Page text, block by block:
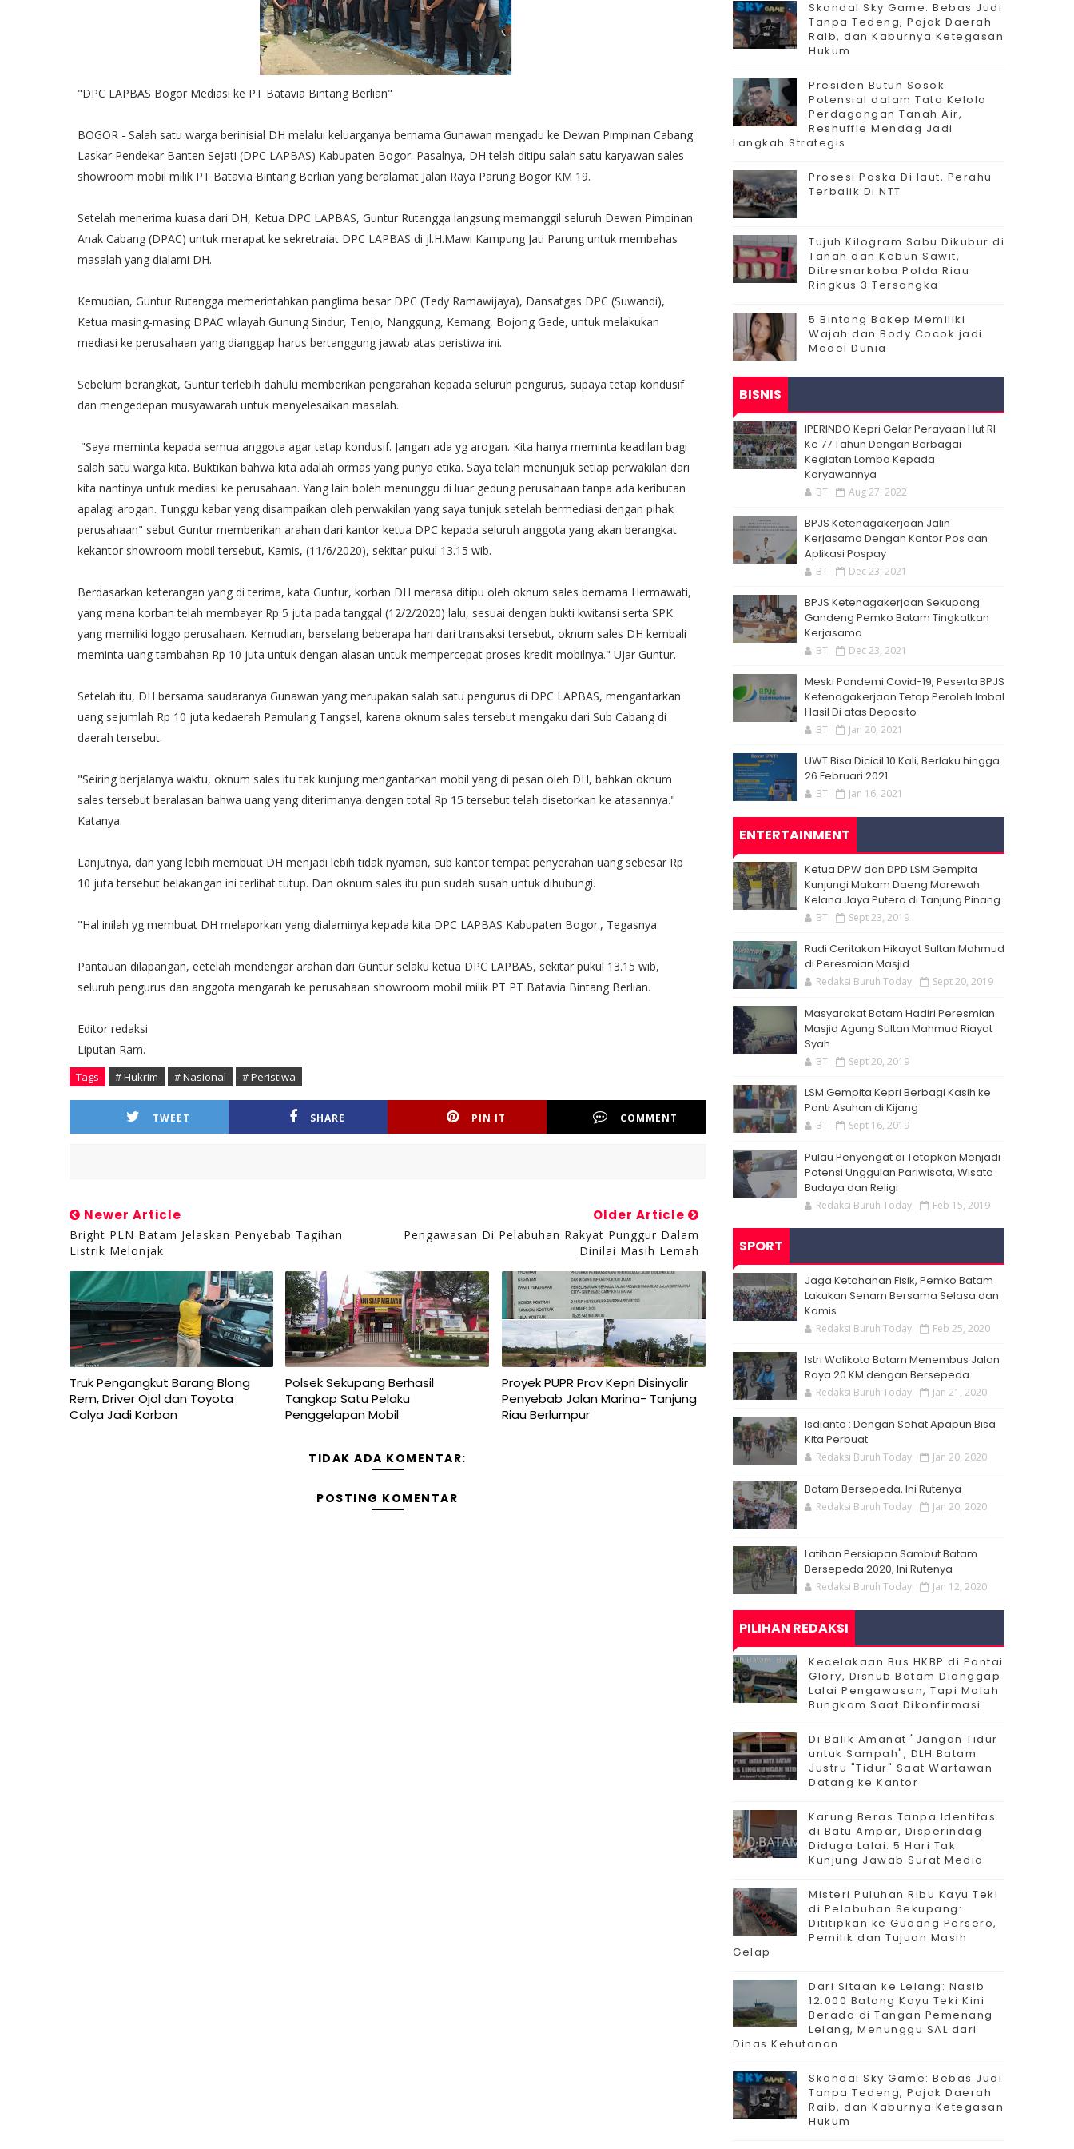
"DPC LAPBAS Bogor Mediasi ke PT Batavia Bintang Berlian"
BOGOR - Salah satu warga berinisial DH melalui keluarganya bernama Gunawan mengadu ke Dewan Pimpinan Cabang
Laskar Pendekar Banten Sejati (DPC LAPBAS) Kabupaten Bogor. Pasalnya, DH telah ditipu salah satu karyawan sales
showroom mobil milik PT Batavia Bintang Berlian yang beralamat Jalan Raya Parung Bogor KM 19.
Setelah menerima kuasa dari DH, Ketua DPC LAPBAS, Guntur Rutangga langsung memanggil seluruh Dewan Pimpinan
Anak Cabang (DPAC) untuk merapat ke sekretraiat DPC LAPBAS di jl.H.Mawi Kampung Jati Parung untuk membahas
masalah yang dialami DH.
Kemudian, Guntur Rutangga memerintahkan panglima besar DPC (Tedy Ramawijaya), Dansatgas DPC (Suwandi),
Ketua masing-masing DPAC wilayah Gunung Sindur, Tenjo, Nanggung, Kemang, Bojong Gede, untuk melakukan
mediasi ke perusahaan yang dianggap harus bertanggung jawab atas peristiwa ini.
Sebelum berangkat, Guntur terlebih dahulu memberikan pengarahan kepada seluruh pengurus, supaya tetap kondusif
dan mengedepan musyawarah untuk menyelesaikan masalah.
"Saya meminta kepada semua anggota agar tetap kondusif. Jangan ada yg arogan. Kita hanya meminta keadilan bagi
salah satu warga kita. Buktikan bahwa kita adalah ormas yang punya etika. Saya telah menunjuk setiap perwakilan dari
kita nantinya untuk mediasi ke perusahaan. Yang lain boleh menunggu di luar gedung perusahaan tanpa ada keributan
apalagi arogan. Tunggu kabar yang disampaikan oleh perwakilan yang saya tunjuk setelah bermediasi dengan pihak
perusahaan" sebut Guntur memberikan arahan dari kantor ketua DPC kepada seluruh anggota yang akan berangkat
kekantor showroom mobil tersebut, Kamis, (11/6/2020), sekitar pukul 13.15 wib.
Berdasarkan keterangan yang di terima, kata Guntur, korban DH merasa ditipu oleh oknum sales bernama Hermawati,
yang mana korban telah membayar Rp 5 juta pada tanggal (12/2/2020) lalu, sesuai dengan bukti kwitansi serta SPK
yang memiliki loggo perusahaan. Kemudian, berselang beberapa hari dari transaksi tersebut, oknum sales DH kembali
meminta uang tambahan Rp 10 juta untuk dengan alasan untuk mempercepat proses kredit mobilnya." Ujar Guntur.
Setelah itu, DH bersama saudaranya Gunawan yang merupakan salah satu pengurus di DPC LAPBAS, mengantarkan
uang sejumlah Rp 10 juta kedaerah Pamulang Tangsel, karena oknum sales tersebut mengaku dari Sub Cabang di
daerah tersebut.
"Seiring berjalanya waktu, oknum sales itu tak kunjung mengantarkan mobil yang di pesan oleh DH, bahkan oknum
sales tersebut beralasan bahwa uang yang diterimanya dengan total Rp 15 tersebut telah disetorkan ke atasannya."
Katanya.
Lanjutnya, dan yang lebih membuat DH menjadi lebih tidak nyaman, sub kantor tempat penyerahan uang sebesar Rp
10 juta tersebut belakangan ini terlihat tutup. Dan oknum sales itu pun sudah susah untuk dihubungi.
"Hal inilah yg membuat DH melaporkan yang dialaminya kepada kita DPC LAPBAS Kabupaten Bogor., Tegasnya.
Pantauan dilapangan, eetelah mendengar arahan dari Guntur selaku ketua DPC LAPBAS, sekitar pukul 13.15 wib,
seluruh pengurus dan anggota mengarah ke perusahaan showroom mobil milik PT PT Batavia Bintang Berlian.
Editor redaksi
Liputan Ram.
Tags # Hukrim # Nasional # Peristiwa
TWEET SHARE PIN IT COMMENT
Newer Article
Bright PLN Batam Jelaskan Penyebab Tagihan
Listrik Melonjak
Older Article
Pengawasan Di Pelabuhan Rakyat Punggur Dalam
Dinilai Masih Lemah
Truk Pengangkut Barang Blong
Rem, Driver Ojol dan Toyota
Calya Jadi Korban
Polsek Sekupang Berhasil
Tangkap Satu Pelaku
Penggelapan Mobil
Proyek PUPR Prov Kepri Disinyalir
Penyebab Jalan Marina- Tanjung
Riau Berlumpur
TIDAK ADA KOMENTAR:
POSTING KOMENTAR
Skandal Sky Game: Bebas Judi
Tanpa Tedeng, Pajak Daerah
Raib, dan Kaburnya Ketegasan
Hukum
Presiden Butuh Sosok
Potensial dalam Tata Kelola
Perdagangan Tanah Air,
Reshuffle Mendag Jadi
Langkah Strategis
Prosesi Paska Di laut, Perahu
Terbalik Di NTT
Tujuh Kilogram Sabu Dikubur di
Tanah dan Kebun Sawit,
Ditresnarkoba Polda Riau
Ringkus 3 Tersangka
5 Bintang Bokep Memiliki
Wajah dan Body Cocok jadi
Model Dunia
BISNIS
IPERINDO Kepri Gelar Perayaan Hut RI
Ke 77 Tahun Dengan Berbagai
Kegiatan Lomba Kepada
Karyawannya
BT Aug 27, 2022
BPJS Ketenagakerjaan Jalin
Kerjasama Dengan Kantor Pos dan
Aplikasi Pospay
BT Dec 23, 2021
BPJS Ketenagakerjaan Sekupang
Gandeng Pemko Batam Tingkatkan
Kerjasama
BT Dec 23, 2021
Meski Pandemi Covid-19, Peserta BPJS
Ketenagakerjaan Tetap Peroleh Imbal
Hasil Di atas Deposito
BT Jan 20, 2021
UWT Bisa Dicicil 10 Kali, Berlaku hingga
26 Februari 2021
BT Jan 16, 2021
ENTERTAINMENT
Ketua DPW dan DPD LSM Gempita
Kunjungi Makam Daeng Marewah
Kelana Jaya Putera di Tanjung Pinang
BT Sept 23, 2019
Rudi Ceritakan Hikayat Sultan Mahmud
di Peresmian Masjid
Redaksi Buruh Today Sept 20, 2019
Masyarakat Batam Hadiri Peresmian
Masjid Agung Sultan Mahmud Riayat
Syah
BT Sept 20, 2019
LSM Gempita Kepri Berbagi Kasih ke
Panti Asuhan di Kijang
BT Sept 16, 2019
Pulau Penyengat di Tetapkan Menjadi
Potensi Unggulan Pariwisata, Wisata
Budaya dan Religi
Redaksi Buruh Today Feb 15, 2019
SPORT
Jaga Ketahanan Fisik, Pemko Batam
Lakukan Senam Bersama Selasa dan
Kamis
Redaksi Buruh Today Feb 25, 2020
Istri Walikota Batam Menembus Jalan
Raya 20 KM dengan Bersepeda
Redaksi Buruh Today Jan 21, 2020
Isdianto : Dengan Sehat Apapun Bisa
Kita Perbuat
Redaksi Buruh Today Jan 20, 2020
Batam Bersepeda, Ini Rutenya
Redaksi Buruh Today Jan 20, 2020
Latihan Persiapan Sambut Batam
Bersepeda 2020, Ini Rutenya
Redaksi Buruh Today Jan 12, 2020
PILIHAN REDAKSI
Kecelakaan Bus HKBP di Pantai
Glory, Dishub Batam Dianggap
Lalai Pengawasan, Tapi Malah
Bungkam Saat Dikonfirmasi
Di Balik Amanat "Jangan Tidur
untuk Sampah", DLH Batam
Justru "Tidur" Saat Wartawan
Datang ke Kantor
Karung Beras Tanpa Identitas
di Batu Ampar, Disperindag
Diduga Lalai: 5 Hari Tak
Kunjung Jawab Surat Media
Misteri Puluhan Ribu Kayu Teki
di Pelabuhan Sekupang:
Dititipkan ke Gudang Persero,
Pemilik dan Tujuan Masih
Gelap
Dari Sitaan ke Lelang: Nasib
12.000 Batang Kayu Teki Kini
Berada di Tangan Pemenang
Lelang, Menunggu SAL dari
Dinas Kehutanan
Skandal Sky Game: Bebas Judi
Tanpa Tedeng, Pajak Daerah
Raib, dan Kaburnya Ketegasan
Hukum